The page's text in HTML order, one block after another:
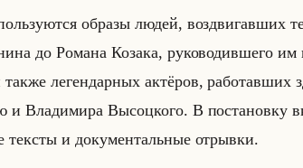
об­ра­зы людей, воз­дви­гав­ших
до Ро­ма­на Ко­за­ка, ру­ко­во­див­ше­го
ле­ген­дар­ных ак­тё­ров, ра­бо­тав­ших
и Вла­ди­ми­ра Вы­соц­ко­го. В по­ста­нов­ку
тек­сты и до­ку­мен­тальные от­рыв­ки.